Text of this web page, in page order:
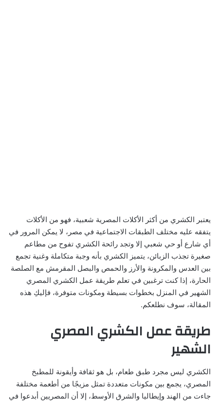
يعتبر الكشري من أكثر الأكلات المصرية شعبية، فهو من الأكلات
يتفقه عليه مختلف الطبقات الاجتماعية في مصر، لا يمكن المرور في
أي شارع أو حي شعبي إلا وتجد رائحة الكشري تفوح من مطاعم
صغيرة تجذب الزبائن، يتميز الكشري بأنه وجبة متكاملة وغنية تجمع
بين العدس والمكرونة والأرز والحمص والبصل المقرمش مع الصلصة
الحارة، إذا كنت ترغبين في تعلم طريقة عمل الكشري المصري
الشهير في المنزل بخطوات بسيطة ومكونات متوفرة، فإليكِ هذه
المقالة، سوف نطلعكم.
طريقة عمل الكشري المصري
الشهير
الكشري ليس مجرد طبق طعام، بل هو ثقافة وأيقونة للمطبخ
المصري، يجمع بين مكونات متعددة تمثل مزيجًا من أطعمة مختلفة
جاءت من الهند وإيطاليا والشرق الأوسط، إلا أن المصريين أبدعوا في